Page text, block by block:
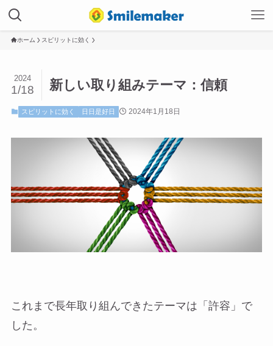
ホーム スピリットに効く
新しい取り組みテーマ：信頼
2024
1/18
スピリットに効く 日日是好日 2024年1月18日
これまで長年取り組んできたテーマは「許容」で
した。